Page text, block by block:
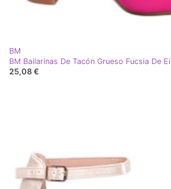
BM
BM Bailarinas De Tacón Grueso Fucsia De
25,08 €